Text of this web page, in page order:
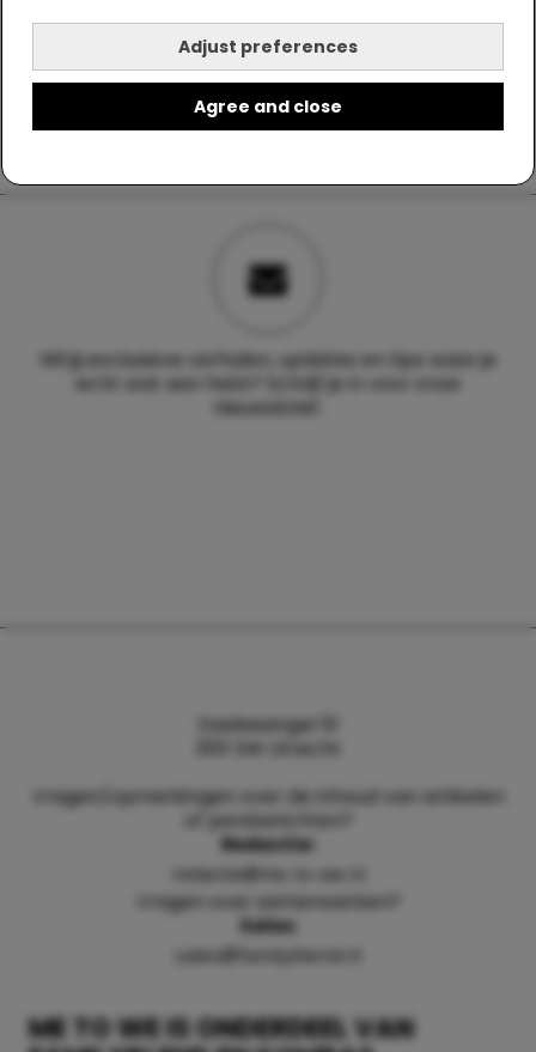
Adjust preferences
Agree and close
Wil jij exclusieve verhalen, updates en tips waar je
echt wat aan hebt? Schrijf je in voor onze
nieuwsbrief.
ME TO WE IS ONDERDEEL VAN
Daalsesingel 51
3511 SW Utrecht
Vragen/opmerkingen over de inhoud van artikelen
of persberichten?
Redactie:
redactie@me-to-we.nl
Vragen over samenwerken?
Sales:
sales@familyblend.nl